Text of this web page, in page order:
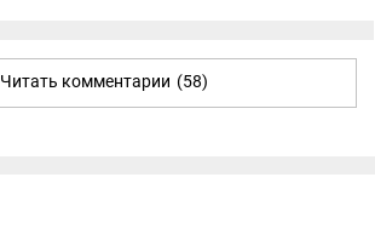
Читать комментарии (58)